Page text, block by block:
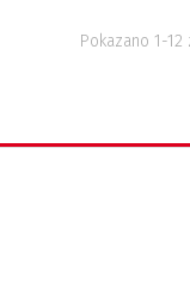
Pokazano 1-